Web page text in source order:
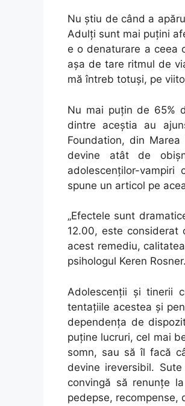
Nu știu de când a
Adulți sunt mai puțini
e o denaturare a ceea
așa de tare ritmul de
mă întreb totuși, pe
Nu mai puţin de 65%
dintre aceştia au
Foundation, din
devine atât de
adolescenţilor-
spune un articol pe
„Efectele sunt
12.00, este considerat
acest remediu,
psihologul Keren Rosner.
Adolescenții și tinerii
tentațiile acestea și
dependența de
puține lucruri, cel mai
somn, sau să îl facă
devine ireversibil.
convingă să renunțe
pedepse, recompense,